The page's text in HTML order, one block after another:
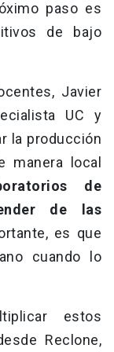
paso es
de bajo
Javier
UC y
la producción
manera local
de
de las
es que
cuando lo
estos
Reclone,